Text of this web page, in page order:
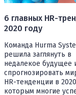
6 главных HR-
2020 году
Команда Hurma
решила заглянуть в
недалекое будущее
спрогнозировать
HR-тенденции в
которым многие